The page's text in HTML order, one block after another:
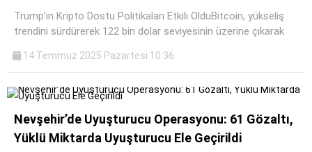
Trump’ın Kripto Dostu Politikaları Etkili OlduBitcoin, yükseliş
trendini sürdürerek 122 bin dolar seviyesinin üzerine çıkarak
14 Temmuz 2025 Pazartesi 10:36
Nevşehir’de Uyuşturucu Operasyonu: 61 Gözaltı,
Yüklü Miktarda Uyuşturucu Ele Geçirildi